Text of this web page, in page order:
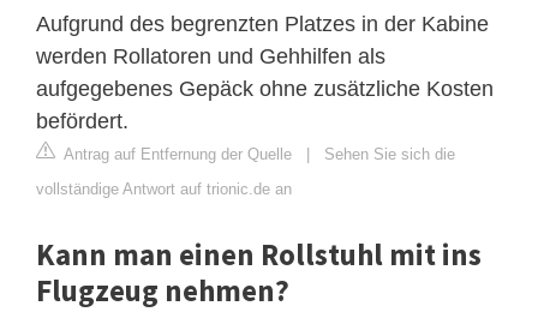
Aufgrund des begrenzten Platzes in der Kabine
werden Rollatoren und Gehhilfen als
aufgegebenes Gepäck ohne zusätzliche Kosten
befördert.
Antrag auf Entfernung der Quelle
Sehen Sie sich die
vollständige Antwort auf trionic.de an
Kann man einen Rollstuhl mit ins
Flugzeug nehmen?